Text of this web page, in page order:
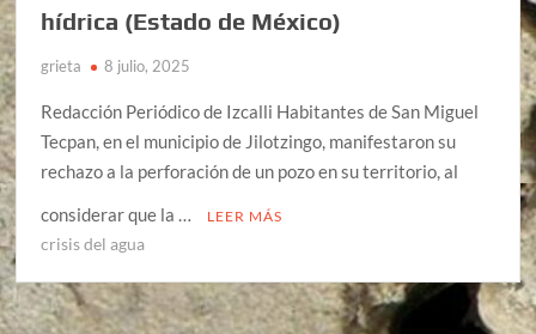
hídrica (Estado de México)
grieta 8 julio, 2025
Redacción Periódico de Izcalli Habitantes de San Miguel
Tecpan, en el municipio de Jilotzingo, manifestaron su
rechazo a la perforación de un pozo en su territorio, al
considerar que la …
LEER MÁS
crisis del agua